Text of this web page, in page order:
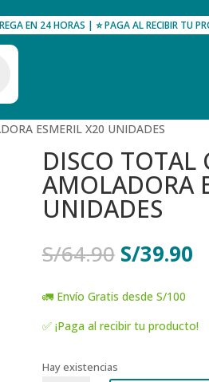
EN 24 HORAS | ⭐ PAGA AL RECIBIR TU
ESMERIL X20 UNIDADES
DISCO TOTAL
AMOLADORA
UNIDADES
S/64.90 El
precio
original
era:
S/64.90.
S/39.90El
🚛 Envío Gratis desde S/100
✅ ¡Paga al recibir tu producto!
Hay existencias